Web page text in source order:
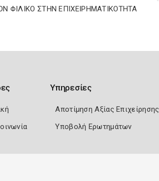
ΦΙΛΙΚΟ ΣΤΗΝ ΕΠΙΧΕΙΡΗΜΑΤΙΚΟΤΗΤΑ
Υπηρεσίες
Αποτίμηση Αξίας Επιχείρησης
Υποβολή Ερωτημάτων